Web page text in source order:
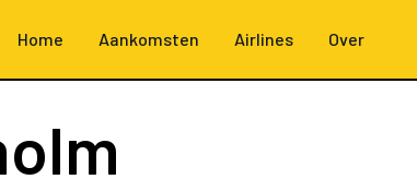
Home Aankomsten Airlines Over